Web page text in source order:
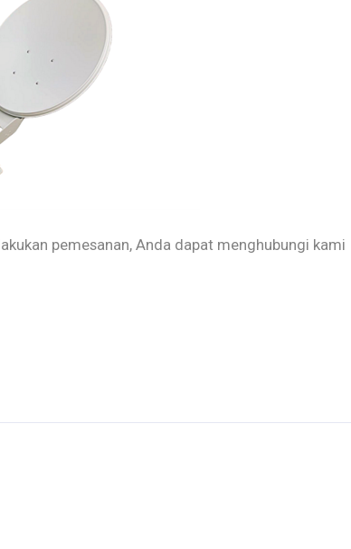
pemesanan, Anda dapat menghubungi kami